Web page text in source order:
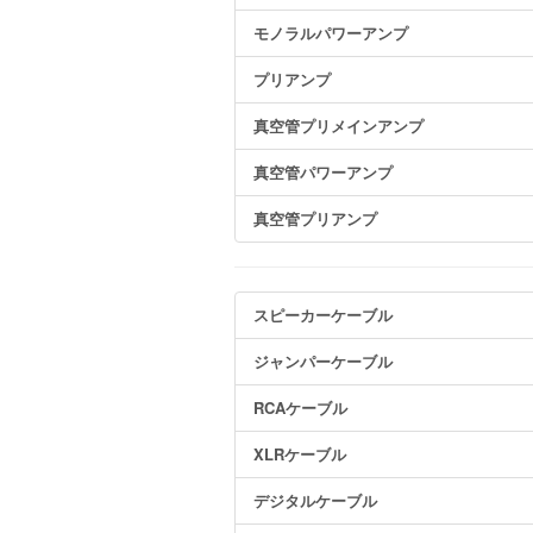
モノラルパワーアンプ
プリアンプ
真空管プリメインアンプ
真空管パワーアンプ
真空管プリアンプ
スピーカーケーブル
ジャンパーケーブル
RCAケーブル
XLRケーブル
デジタルケーブル